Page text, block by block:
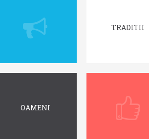
TRADITII
OAMENI